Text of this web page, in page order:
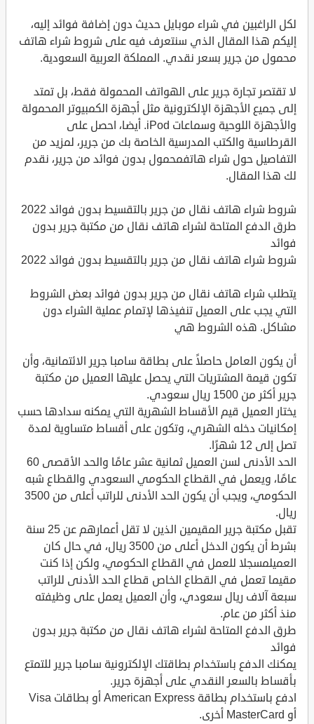
لكل الراغبين في شراء موبايل حديث دون إضافة فوائد إليه،
إليكم هذا المقال الذي سنتعرف فيه على شروط شراء هاتف
محمول من جرير بسعر نقدي. المملكة العربية السعودية.
لا تقتصر تجارة جرير على الهواتف المحمولة فقط، بل تمتد
إلى جميع الأجهزة الإلكترونية مثل أجهزة الكمبيوتر المحمولة
والأجهزة اللوحية وسماعات iPod. أيضا، احصل على
القرطاسية والكتب المدرسية الخاصة بك من جرير، لمزيد من
التفاصيل حول شراء هاتفمحمول بدون فوائد من جرير، نقدم
لك هذا المقال.
شروط شراء هاتف نقال من جرير بالتقسيط بدون فوائد 2022
طرق الدفع المتاحة لشراء هاتف نقال من مكتبة جرير بدون
فوائد
شروط شراء هاتف نقال من جرير بالتقسيط بدون فوائد 2022
يتطلب شراء هاتف نقال من جرير بدون فوائد بعض الشروط
التي يجب على العميل تنفيذها لإتمام عملية الشراء دون
مشاكل. هذه الشروط هي
أن يكون العامل حاصلاً على بطاقة سامبا جرير الائتمانية، وأن
تكون قيمة المشتريات التي يحصل عليها العميل من مكتبة
جرير أكثر من 1500 ريال سعودي.
يختار العميل قيم الأقساط الشهرية التي يمكنه سدادها حسب
إمكانيات دخله الشهري، وتكون على أقساط متساوية لمدة
تصل إلى 12 شهرًا.
الحد الأدنى لسن العميل ثمانية عشر عامًا والحد الأقصى 60
عامًا، ويعمل في القطاع الحكومي السعودي والقطاع شبه
الحكومي، ويجب أن يكون الحد الأدنى للراتب أعلى من 3500
ريال.
تقبل مكتبة جرير المقيمين الذين لا تقل أعمارهم عن 25 سنة
بشرط أن يكون الدخل أعلى من 3500 ريال، في حال كان
العميلمسجلا للعمل في القطاع الحكومي، ولكن إذا كنت
مقيما تعمل في القطاع الخاص قطاع الحد الأدنى للراتب
سبعة آلاف ريال سعودي، وأن العميل يعمل على وظيفته
منذ أكثر من عام.
طرق الدفع المتاحة لشراء هاتف نقال من مكتبة جرير بدون
فوائد
يمكنك الدفع باستخدام بطاقتك الإلكترونية سامبا جرير للتمتع
بأقساط بالسعر النقدي على أجهزة جرير.
ادفع باستخدام بطاقة American Express أو بطاقات Visa
أو MasterCard أخرى.